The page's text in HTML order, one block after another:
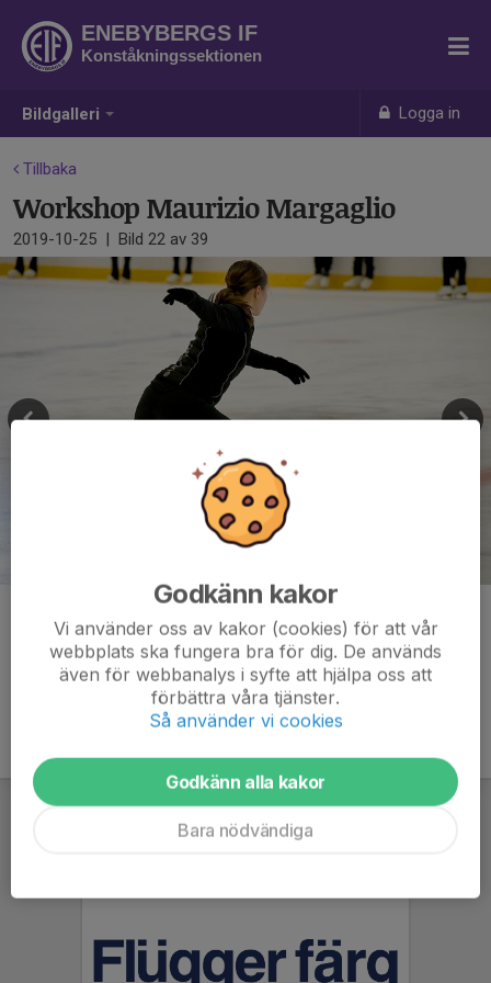
Bildgalleri Logga in
ENEBYBERGS IF
Konståkningssektionen
Tillbaka
Workshop Maurizio Margaglio
2019-10-25 | Bild 22 av 39
Kommentarer
Godkänn kakor
Vi använder oss av kakor (cookies) för att vår
webbplats ska fungera bra för dig. De används
även för webbanalys i syfte att hjälpa oss att
förbättra våra tjänster.
Så använder vi cookies
Godkänn alla kakor
Bara nödvändiga